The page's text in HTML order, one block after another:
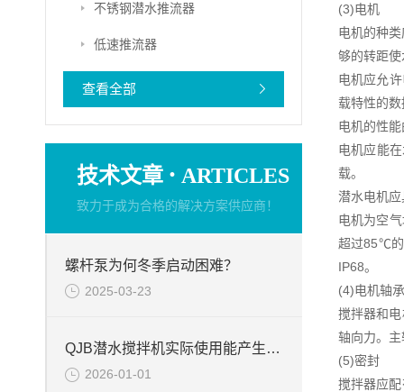
不锈钢潜水推流器
低速推流器
查看全部
技术文章 · ARTICLES
致力于成为合格的解决方案供应商！
螺杆泵为何冬季启动困难？
2025-03-23
QJB潜水搅拌机实际使用能产生的作用
2026-01-01
(3)电机
电机的种
够的转距
电机应允
载特性的数
电机的性
电机应能
载。
潜水电机
电机为空
超过85℃的
IP68。
(4)电机轴承
搅拌器和
轴向力。
(5)密封
搅拌器应